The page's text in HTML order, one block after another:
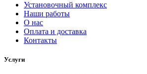
Установочный комплекс
Наши работы
О нас
Оплата и доставка
Контакты
Услуги